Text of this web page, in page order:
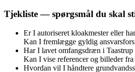
Tjekliste — spørgsmål du skal
Er I autoriseret kloakmester eller
Kan I fremlægge gyldig
Har I lavet omfangsdræn i
Kan I vise referencer og billeder
Hvordan vil I håndtere